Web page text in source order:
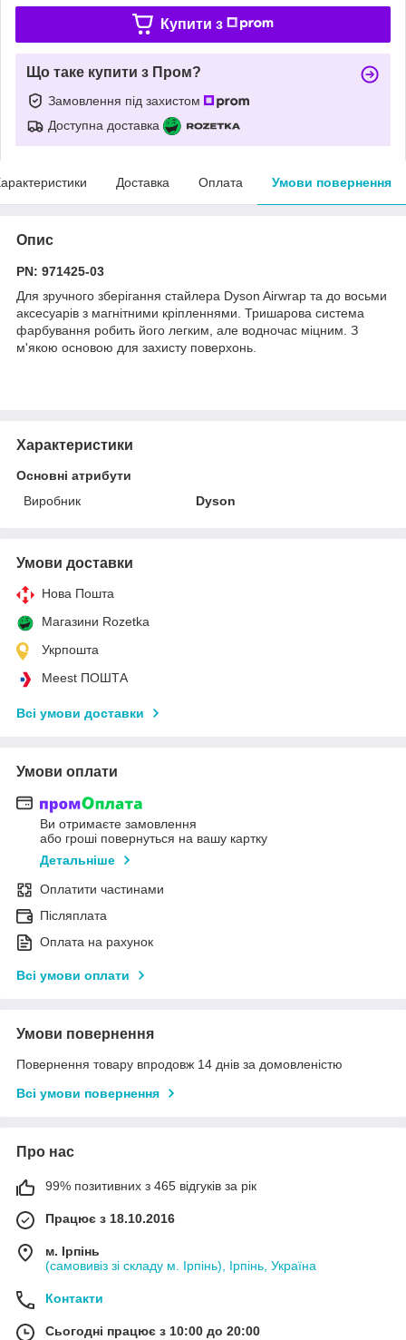
Купити з
Що таке купити з Пром?
Замовлення під захистом
Доступна доставка
Доставка Оплата Умови повернення
Опис
PN: 971425-03
Для зручного зберігання стайлера Dyson Airwrap та до восьми
аксесуарів з магнітними кріпленнями. Тришарова система
фарбування робить його легким, але водночас міцним. З
м'якою основою для захисту поверхонь.
Характеристики
Основні атрибути
Виробник
Dyson
Умови доставки
Нова Пошта
Магазини Rozetka
Укрпошта
Meest ПОШТА
Всі умови доставки
Умови оплати
Ви отримаєте замовлення
або гроші повернуться на вашу картку
Детальніше
Оплатити частинами
Післяплата
Оплата на рахунок
Всі умови оплати
Умови повернення
Повернення товару впродовж 14 днів за домовленістю
Всі умови повернення
Про нас
99% позитивних з 465 відгуків за рік
Працює з 18.10.2016
м. Ірпінь
(самовивіз зі складу м. Ірпінь), Ірпінь, Україна
Контакти
Сьогодні працює з 10:00 до 20:00